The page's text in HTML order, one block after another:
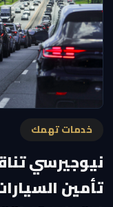
خدمات تهمك
نيوجيرسي
تأمين